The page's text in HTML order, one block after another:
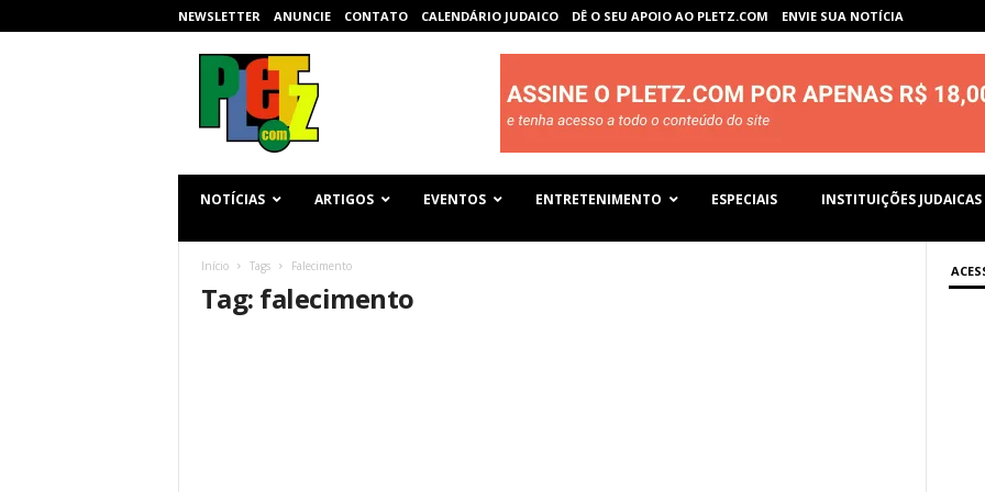
NEWSLETTER ANUNCIE CONTATO CALENDÁRIO JUDAICO DÊ O SEU APOIO AO PLETZ.COM ENVIE SUA NOTÍCIA
NOTÍCIAS ARTIGOS EVENTOS ENTRETENIMENTO ESPECIAIS INSTITUIÇÕES JUDAICAS
Início Tags Falecimento
Tag: falecimento